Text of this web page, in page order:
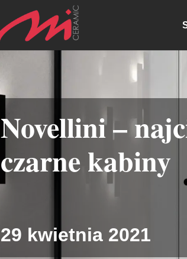
Novellini –
czarne kabiny
29 kwietnia 2021